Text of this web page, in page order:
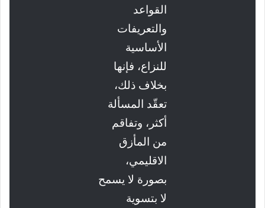
القواعد
والتعريفات
الأساسية
للنزاع، فإنها
بخلاف ذلك،
تعقّد المسألة
أكثر، وتفاقم
من المأزق
الاقليمي،
بصورة لا يسمح
لا بتسوية